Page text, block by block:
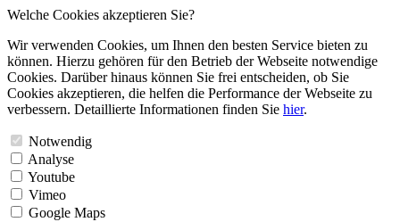
Welche Cookies akzeptieren Sie?
Wir verwenden Cookies, um Ihnen den besten Service bieten zu
können. Hierzu gehören für den Betrieb der Webseite notwendige
Cookies. Darüber hinaus können Sie frei entscheiden, ob Sie
Cookies akzeptieren, die helfen die Performance der Webseite zu
verbessern. Detaillierte Informationen finden Sie hier.
Notwendig
Analyse
Youtube
Vimeo
Google Maps